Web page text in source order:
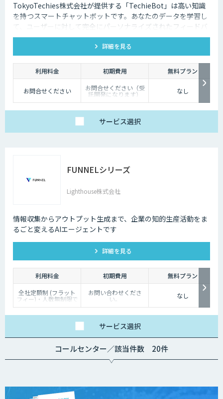
TokyoTechies株式会社が提供する「TechieBot」は高い知識
を持つスマートチャットボットです。あなたのデータを学習し
て、ユーザーに対して完全にパーソナライズされたフィードバ
ック、情報、サポートを提供することができます。また、
GhatGPTをはじめ、他社のエンジンとの連携も可能です。
詳細を見る
利用料金 初期費用 無料プラン
お問合せください お問合せください（受
託開発になります） なし
サービス選択
FUNNELシリーズ
Lighthouse株式会社
情報収集からアウトプット生成まで、企業の知的生産活動をま
るごと変えるAIエージェントです
詳細を見る
利用料金 初期費用
無料プラン
全社定額制 (フラット
フィー)・人数無制限で
ご利用いただけます。
お問い合わせくださ
い。 なし
サービス選択
コールセンター／該当件数 20件